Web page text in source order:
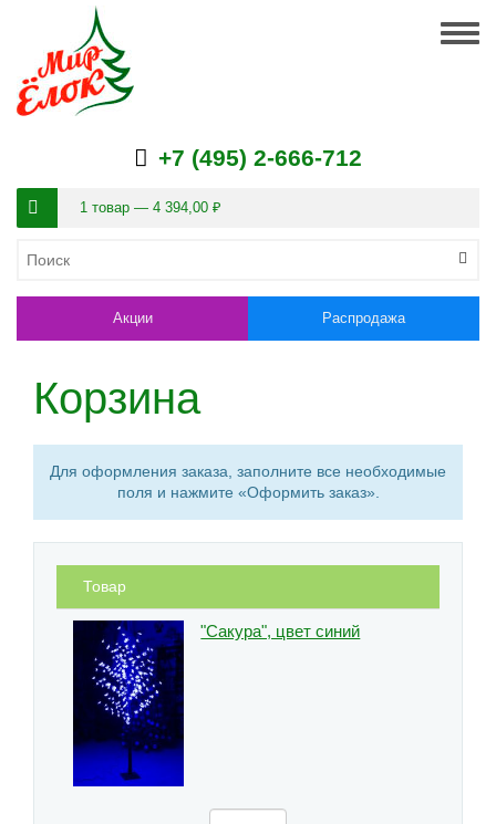
+7 (495) 2-666-712
1 товар — 4 394,00 ₽
Акции Распродажа
Корзина
Для оформления заказа, заполните все необходимые
поля и нажмите «Оформить заказ».
Товар
"Сакура", цвет синий